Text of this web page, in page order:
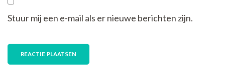
Stuur mij een e-mail als er nieuwe berichten zijn.